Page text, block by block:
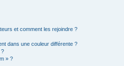
et comment les rejoindre ?
dans une couleur différente ?
?
» ?